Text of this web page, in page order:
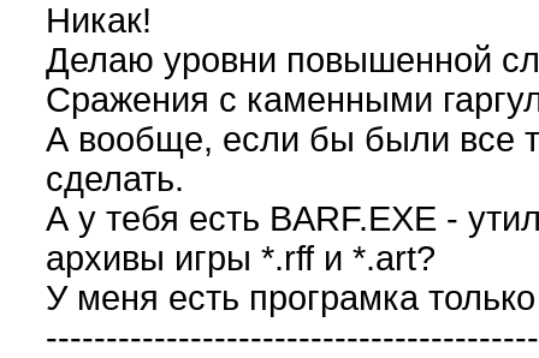
Никак!
Делаю уровни повышенной
Сражения с каменными
А вообще, если бы были все
сделать.
А у тебя есть BARF.EXE -
архивы игры *.rff и *.art?
У меня есть програмка